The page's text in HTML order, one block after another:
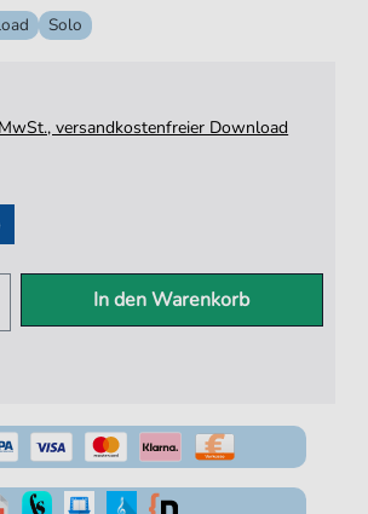
Solo
versandkostenfreier Download
In den Warenkorb